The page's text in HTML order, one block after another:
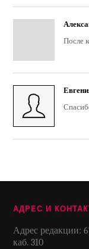
После
АДРЕС И
Адрес редакции:
каб. 310